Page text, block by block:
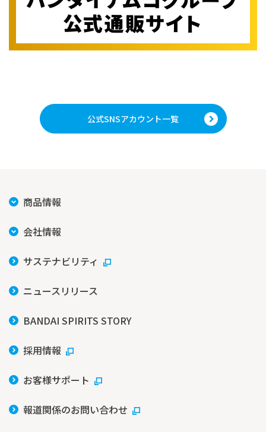
公式SNSアカウント一覧
商品情報
会社情報
サステナビリティ
ニュースリリース
BANDAI SPIRITS STORY
採用情報
お客様サポート
報道関係のお問い合わせ